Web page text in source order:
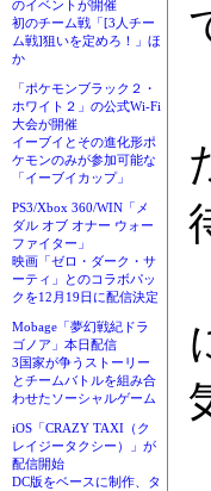
のイベントが開催
初のチーム戦「[3人チー
ム戦]狙いを定めろ！」ほ
か
「ポケモンブラック２・
ホワイト２」の公式Wi-Fi
大会が開催
イーブイとその進化形ポ
ケモンのみが参加可能な
「イーブイカップ」
PS3/Xbox 360/WIN「メ
ダル オブ オナー ウォー
ファイター」
映画「ゼロ・ダーク・サ
ーティ」とのコラボパッ
クを12月19日に配信決定
Mobage「夢幻戦紀ドラ
ゴノア」本日配信
3国家が争うストーリー
とチームバトルを組み合
わせたソーシャルゲーム
iOS「CRAZY TAXI（ク
レイジータクシー）」が
配信開始
DC版をベースに制作、タ